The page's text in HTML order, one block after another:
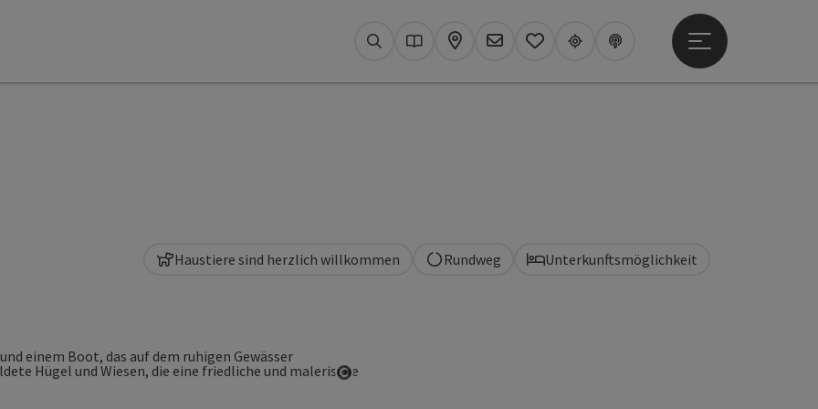
SuchenKataloge
KarteNewsletter
MerkzettelUpperguide
Podcast
Hauptmenü öffnen
Haustiere sind herzlich willkommen Rundweg Unterkunftsmöglichkeit